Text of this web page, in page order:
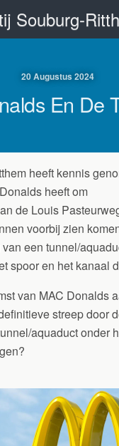
Souburg-
20 Augustus 2024
En De
heeft kennis
heeft om
de Louis
voorbij zien
een tunnel/
spoor en het kanaal
van MAC Donalds
streep door
aquaduct onder